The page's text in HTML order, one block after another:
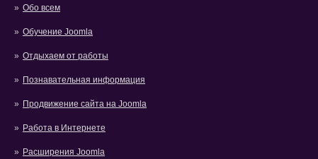
Обо всем
Обучение Joomla
Отдыхаем от работы
Познавательная информация
Продвижение сайта на Joomla
Работа в Интернете
Расширения Joomla